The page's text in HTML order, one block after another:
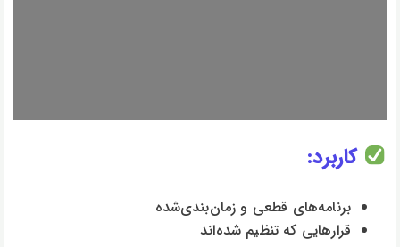
کاربرد:
برنامه‌های قطعی و زمان‌بندی‌شده
قرارهایی که تنظیم شده‌اند